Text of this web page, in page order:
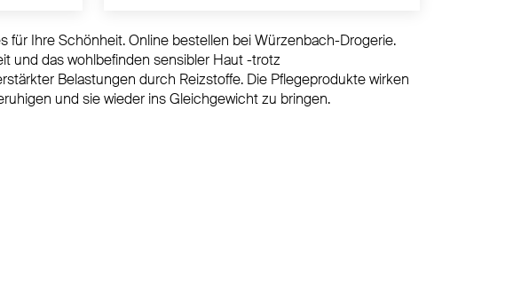
für Ihre Schönheit. Online bestellen bei Würzenbach-Drogerie.
und das wohlbefinden sensibler Haut -trotz
Belastungen durch Reizstoffe. Die Pflegeprodukte wirken
und sie wieder ins Gleichgewicht zu bringen.